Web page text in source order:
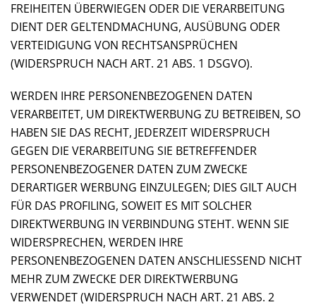
FREIHEITEN ÜBERWIEGEN ODER DIE VERARBEITUNG
DIENT DER GELTENDMACHUNG, AUSÜBUNG ODER
VERTEIDIGUNG VON RECHTSANSPRÜCHEN
(WIDERSPRUCH NACH ART. 21 ABS. 1 DSGVO).
WERDEN IHRE PERSONENBEZOGENEN DATEN
VERARBEITET, UM DIREKTWERBUNG ZU BETREIBEN, SO
HABEN SIE DAS RECHT, JEDERZEIT WIDERSPRUCH
GEGEN DIE VERARBEITUNG SIE BETREFFENDER
PERSONENBEZOGENER DATEN ZUM ZWECKE
DERARTIGER WERBUNG EINZULEGEN; DIES GILT AUCH
FÜR DAS PROFILING, SOWEIT ES MIT SOLCHER
DIREKTWERBUNG IN VERBINDUNG STEHT. WENN SIE
WIDERSPRECHEN, WERDEN IHRE
PERSONENBEZOGENEN DATEN ANSCHLIESSEND NICHT
MEHR ZUM ZWECKE DER DIREKTWERBUNG
VERWENDET (WIDERSPRUCH NACH ART. 21 ABS. 2